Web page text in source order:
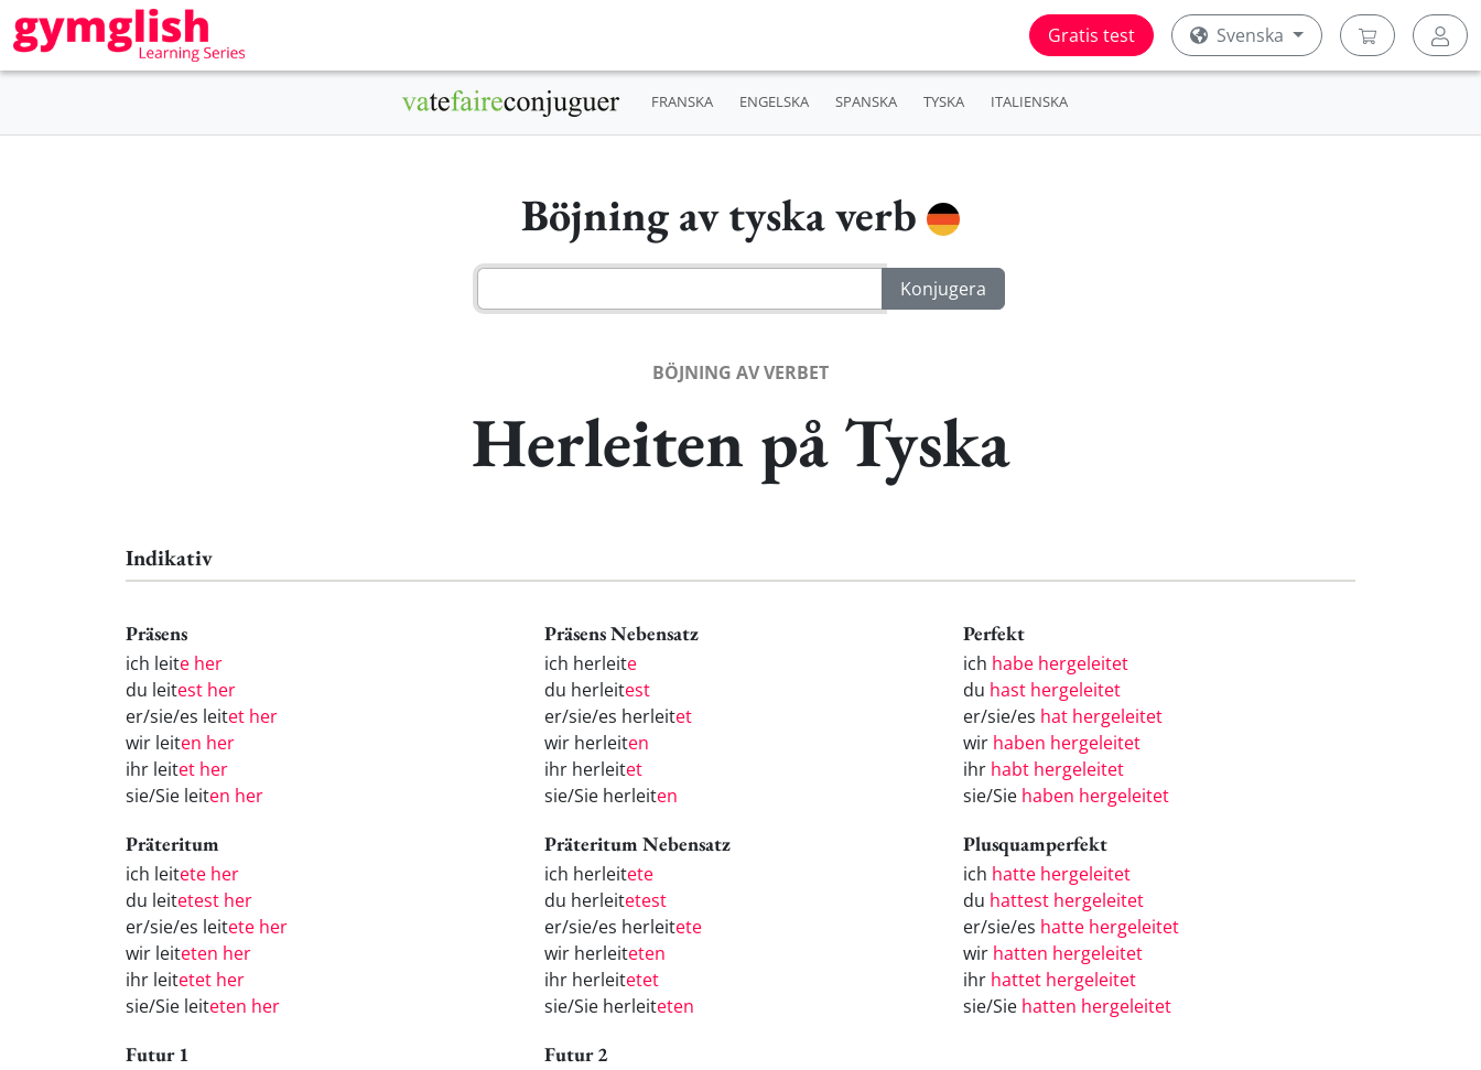
Gratis test Svenska
FRANSKA ENGELSKA SPANSKA TYSKA ITALIENSKA
Böjning av tyska verb
BÖJNING AV VERBET
Herleiten på Tyska
Indikativ
Präsens
ich leite her
du leitest her
er/sie/es leitet her
wir leiten her
ihr leitet her
sie/Sie leiten her
Präsens Nebensatz
ich herleite
du herleitest
er/sie/es herleitet
wir herleiten
ihr herleitet
sie/Sie herleiten
Perfekt
ich habe hergeleitet
du hast hergeleitet
er/sie/es hat hergeleitet
wir haben hergeleitet
ihr habt hergeleitet
sie/Sie haben hergeleitet
Präteritum
ich leitete her
du leitetest her
er/sie/es leitete her
wir leiteten her
ihr leitetet her
sie/Sie leiteten her
Präteritum Nebensatz
ich herleitete
du herleitetest
er/sie/es herleitete
wir herleiteten
ihr herleitetet
sie/Sie herleiteten
Plusquamperfekt
ich hatte hergeleitet
du hattest hergeleitet
er/sie/es hatte hergeleitet
wir hatten hergeleitet
ihr hattet hergeleitet
sie/Sie hatten hergeleitet
Futur 1 Futur 2